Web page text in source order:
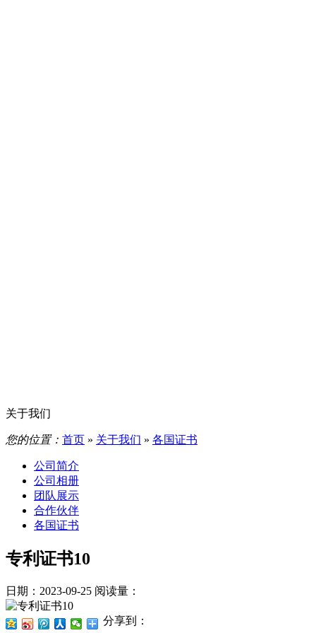
关于我们
您的位置： 首页 » 关于我们 » 各国证书
公司简介
公司相册
团队展示
合作伙伴
各国证书
专利证书10
日期：2023-09-25 阅读量：
分享到：